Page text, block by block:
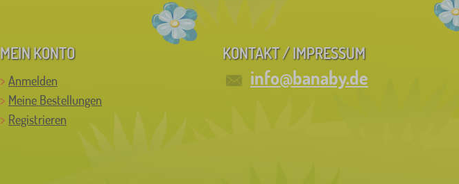
MEIN KONTO
Anmelden
Meine Bestellungen
Registrieren
KONTAKT / IMPRESSUM
info@banaby.de